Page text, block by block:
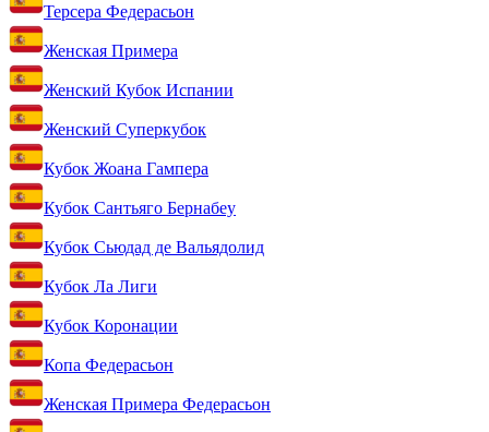
Терсера Федерасьон
Женская Примера
Женский Кубок Испании
Женский Суперкубок
Кубок Жоана Гампера
Кубок Сантьяго Бернабеу
Кубок Сьюдад де Вальядолид
Кубок Ла Лиги
Кубок Коронации
Копа Федерасьон
Женская Примера Федерасьон